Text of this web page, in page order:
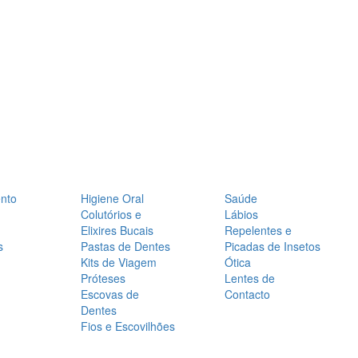
Higiene Oral
Colutórios e
Elixires Bucais
Pastas de Dentes
Kits de Viagem
Próteses
Escovas de
Dentes
Fios e Escovilhões
Saúde
Lábios
Repelentes e
Picadas de Insetos
Ótica
Lentes de
Contacto